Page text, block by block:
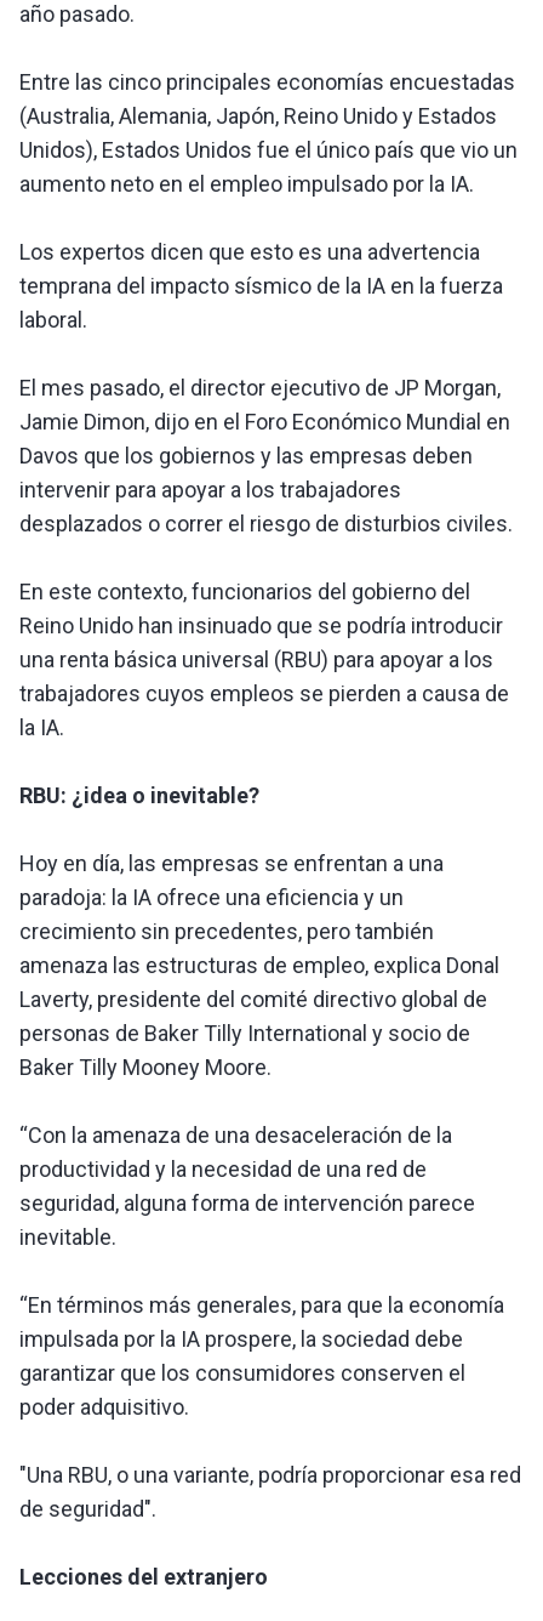
año pasado.
Entre las cinco principales economías encuestadas
(Australia, Alemania, Japón, Reino Unido y Estados
Unidos), Estados Unidos fue el único país que vio un
aumento neto en el empleo impulsado por la IA.
Los expertos dicen que esto es una advertencia
temprana del impacto sísmico de la IA en la fuerza
laboral.
El mes pasado, el director ejecutivo de JP Morgan,
Jamie Dimon, dijo en el Foro Económico Mundial en
Davos que los gobiernos y las empresas deben
intervenir para apoyar a los trabajadores
desplazados o correr el riesgo de disturbios civiles.
En este contexto, funcionarios del gobierno del
Reino Unido han insinuado que se podría introducir
una renta básica universal (RBU) para apoyar a los
trabajadores cuyos empleos se pierden a causa de
la IA.
RBU: ¿idea o inevitable?
Hoy en día, las empresas se enfrentan a una
paradoja: la IA ofrece una eficiencia y un
crecimiento sin precedentes, pero también
amenaza las estructuras de empleo, explica Donal
Laverty, presidente del comité directivo global de
personas de Baker Tilly International y socio de
Baker Tilly Mooney Moore.
“Con la amenaza de una desaceleración de la
productividad y la necesidad de una red de
seguridad, alguna forma de intervención parece
inevitable.
“En términos más generales, para que la economía
impulsada por la IA prospere, la sociedad debe
garantizar que los consumidores conserven el
poder adquisitivo.
"Una RBU, o una variante, podría proporcionar esa red
de seguridad".
Lecciones del extranjero